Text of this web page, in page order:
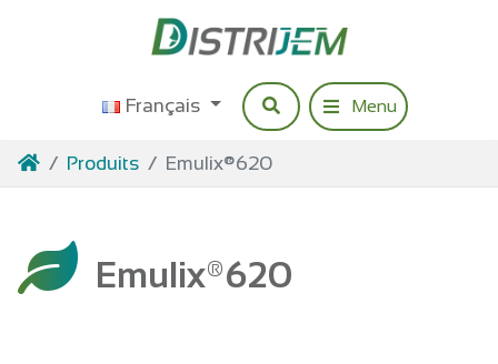
Accéder au contenu
Français RechercherMenu
Navigation
AccueilProduits Emulix®620
Emulix®620